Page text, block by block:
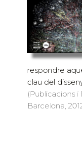
respondre
clau del
(Publicacions
Barcelona,